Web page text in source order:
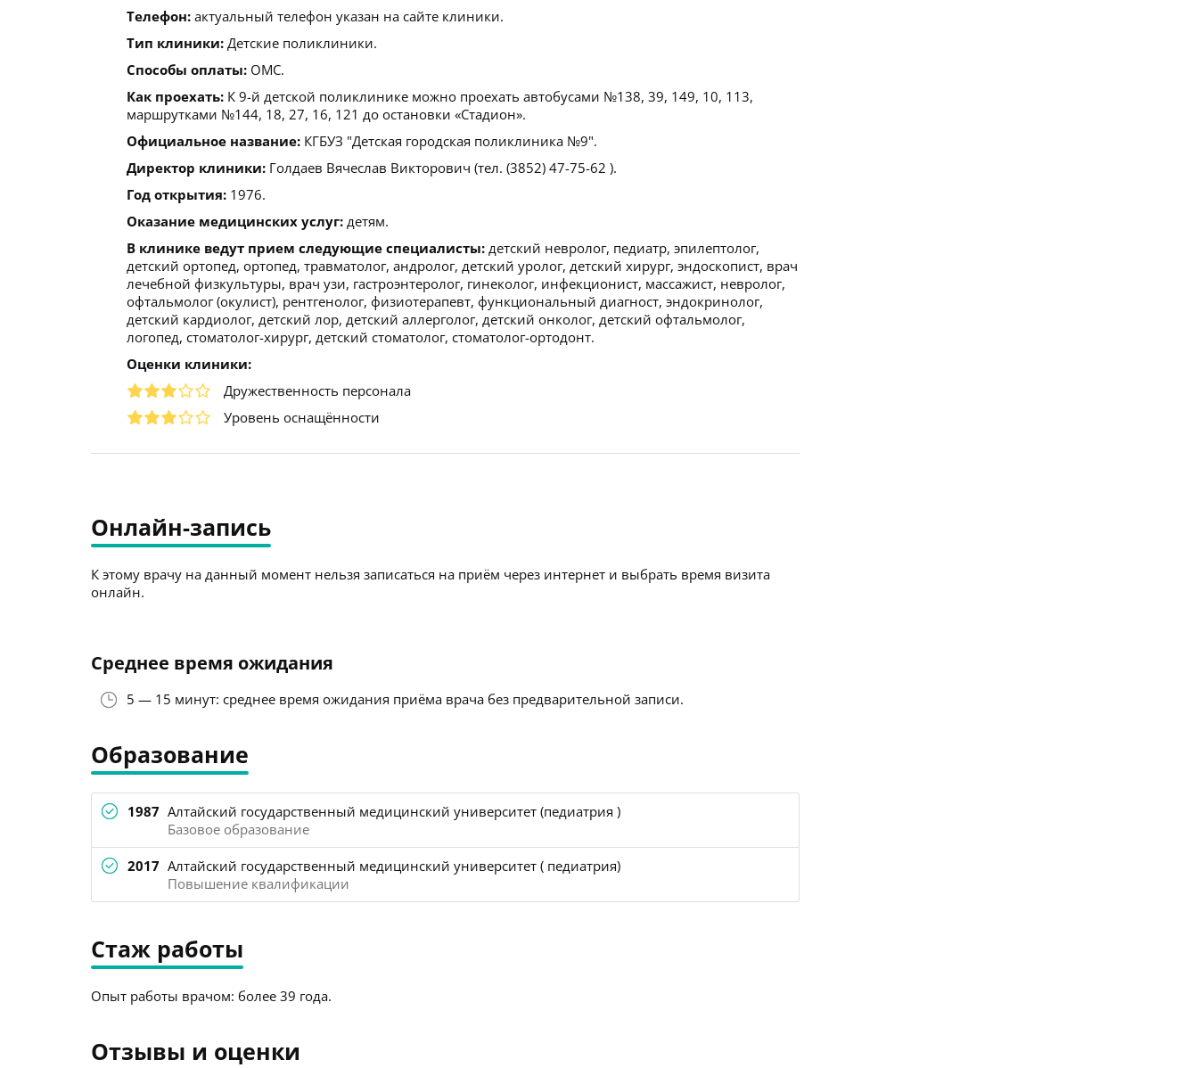
Телефон: актуальный телефон указан на сайте клиники.
Тип клиники: Детские поликлиники.
Способы оплаты: ОМС.
Как проехать: К 9-й детской поликлинике можно проехать автобусами №138, 39, 149, 10, 113,
маршрутками №144, 18, 27, 16, 121 до остановки «Стадион».
Официальное название: КГБУЗ "Детская городская поликлиника №9".
Директор клиники: Голдаев Вячеслав Викторович (тел. (3852) 47-75-62 ).
Год открытия: 1976.
Оказание медицинских услуг: детям.
В клинике ведут прием следующие специалисты: детский невролог, педиатр, эпилептолог,
детский ортопед, ортопед, травматолог, андролог, детский уролог, детский хирург, эндоскопист, врач
лечебной физкультуры, врач узи, гастроэнтеролог, гинеколог, инфекционист, массажист, невролог,
офтальмолог (окулист), рентгенолог, физиотерапевт, функциональный диагност, эндокринолог,
детский кардиолог, детский лор, детский аллерголог, детский онколог, детский офтальмолог,
логопед, стоматолог-хирург, детский стоматолог, стоматолог-ортодонт.
Оценки клиники:
Дружественность персонала
Уровень оснащённости
Онлайн-запись
К этому врачу на данный момент нельзя записаться на приём через интернет и выбрать время визита
онлайн.
Среднее время ожидания
5 — 15 минут: среднее время ожидания приёма врача без предварительной записи.
Образование
1987 Алтайский государственный медицинский университет (педиатрия )
Базовое образование
2017 Алтайский государственный медицинский университет ( педиатрия)
Повышение квалификации
Стаж работы
Опыт работы врачом: более 39 года.
Отзывы и оценки